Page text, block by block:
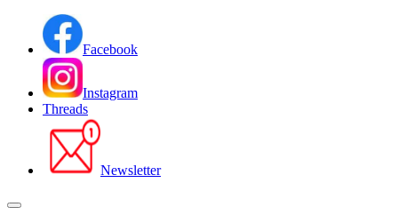
Facebook
Instagram
Threads
Newsletter